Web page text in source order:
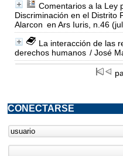
Comentarios a la Ley
Discriminación en el Distrito
Alarcon en Ars Iuris, n.46
La interacción de las
derechos humanos / José
CONECTARSE